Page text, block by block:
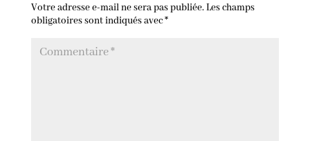
Votre adresse e-mail ne sera pas publiée.Les champs
obligatoires sont indiqués avec*